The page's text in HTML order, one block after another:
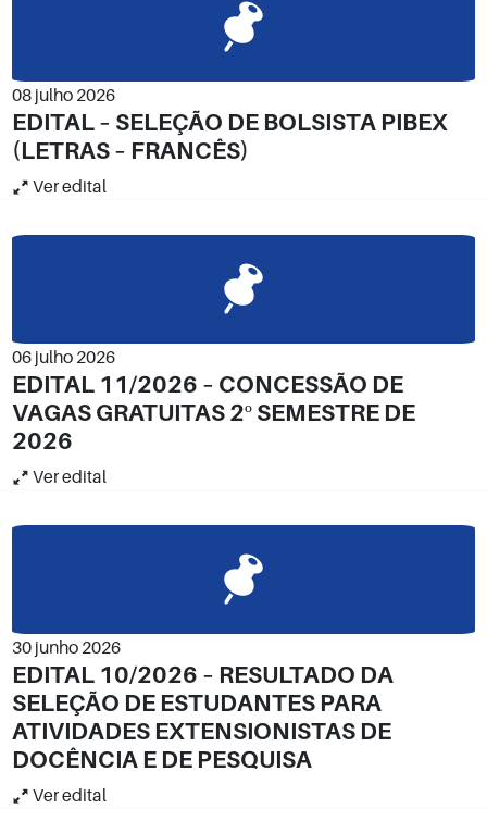
08 julho 2026
EDITAL – SELEÇÃO DE BOLSISTA PIBEX
(LETRAS – FRANCÊS)
Ver edital
06 julho 2026
EDITAL 11/2026 – CONCESSÃO DE
VAGAS GRATUITAS 2º SEMESTRE DE
2026
Ver edital
30 junho 2026
EDITAL 10/2026 – RESULTADO DA
SELEÇÃO DE ESTUDANTES PARA
ATIVIDADES EXTENSIONISTAS DE
DOCÊNCIA E DE PESQUISA
Ver edital